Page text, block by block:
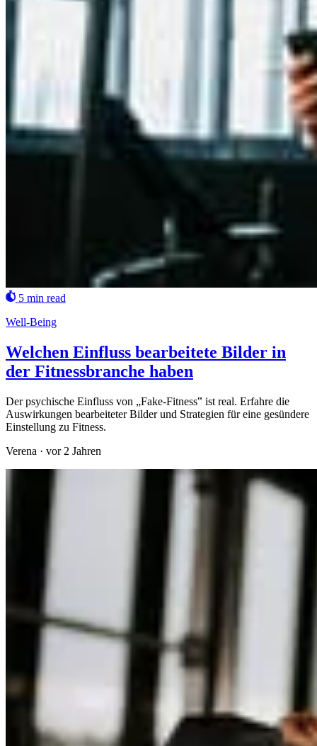
5 min read
Well-Being
Welchen Einfluss bearbeitete Bilder in
der Fitnessbranche haben
Der psychische Einfluss von „Fake-Fitness‟ ist real. Erfahre die
Auswirkungen bearbeiteter Bilder und Strategien für eine gesündere
Einstellung zu Fitness.
Verena · vor 2 Jahren